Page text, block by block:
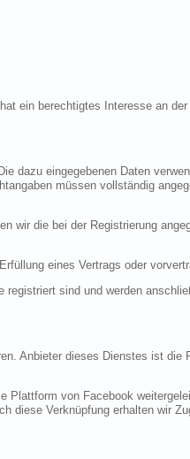
ein berechtigtes Interesse an
dazu eingegebenen Daten
müssen vollständig
wir die bei der Registrierung
eines Vertrags oder
sind und werden
Anbieter dieses Dienstes ist die
von Facebook
diese Verknüpfung erhalten wir